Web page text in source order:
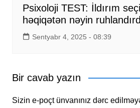
Psixoloji TEST: İldırım
həqiqətən nəyin
Sentyabr 4, 2025 - 08:39
Bir cavab yazın
Sizin e-poçt ünvanınız dərc